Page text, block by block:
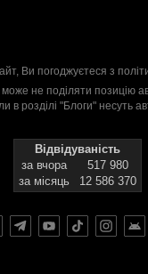
Ви погоджуєтеся з
не поділяти позицію
в розділі "Блоги" несуть
Відвідуваність
за вчора
517 980
за місяць
12 586 370